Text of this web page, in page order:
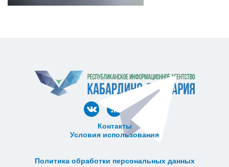
Контакты
Условия использования
Политика обработки персональных данных